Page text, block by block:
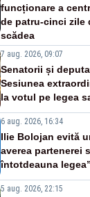
funcționare a
de patru-cinci zile
scădea
7 aug. 2026, 09:07
Senatorii și
Sesiunea
la votul pe legea
6 aug. 2026, 16:34
Ilie Bolojan evită
averea partenerei
întotdeauna legea”
5 aug. 2026, 22:15